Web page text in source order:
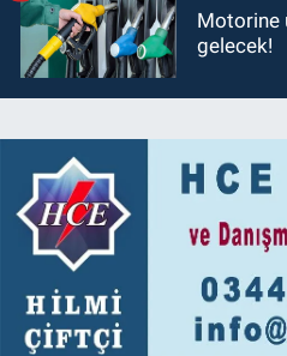
Motorine
gelecek!